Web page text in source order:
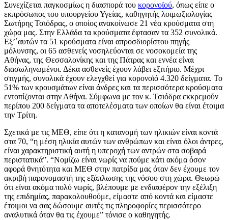
Συνεχίζεται παγκοσμίως η διασπορά του κορονοϊού, όπως είπε ο
εκπρόσωπος του υπουργείου Υγείας, καθηγητής λοιμωξιολογίας
Σωτήρης Τσιόδρας, ο οποίος ανακοίνωσε 21 νέα κρούσματα στη
χώρα μας. Στην Ελλάδα τα κρούσματα έφτασαν τα 352 συνολικά.
Εξ’΄αυτών τα 51 κρούσματα είναι απροσδιορίστου πηγής
μόλυνσης, οι 65 ασθενείς νοσηλεύονται σε νοσοκομεία της
Αθήνας, της Θεσσαλονίκης και της Πάτρας και εννέα είναι
διασωληνωμένοι. Δέκα ασθενείς έχουν λάβει εξιτήριο. Μέχρι
στιγμής, συνολικά έχουν ελεγχθεί για κορονοϊό 4.320 δείγματα. Το
51% των κρουσμάτων είναι άνδρες και τα περισσότερα κρούσματα
εντοπίζονται στην Αθήνα. Σύμφωνα με τον κ. Τσιόδρα εκκρεμούν
περίπου 200 δείγματα τα αποτελέσματα των οποίων θα είναι έτοιμα
την Τρίτη.
Σχετικά με τις ΜΕΘ, είπε ότι η κατανομή των ηλικιών είναι κοντά
στα 70, “η μέση ηλικία αυτών των ανθρώπων και είναι όλοι άντρες,
είναι χαρακτηριστική αυτή η υπεροχή των αντρών στα σοβαρά
περιστατικά”. “Νομίζω είναι νωρίς να πούμε κάτι ακόμα όσον
αφορά θνητότητα και ΜΕΘ στην πατρίδα μας όταν δεν έχουμε τον
ακριβή παρονομαστή της εξάπλωσης της νόσου στη χώρα. Θεωρώ
ότι είναι ακόμα πολύ νωρίς, βλέπουμε με ενδιαφέρον την εξέλιξη
της επιδημίας, παρακολουθούμε, είμαστε από κοντά και είμαστε
έτοιμοι να σας δώσουμε αυτές τις πληροφορίες περισσότερο
αναλυτικά όταν θα τις έχουμε” τόνισε ο καθηγητής.